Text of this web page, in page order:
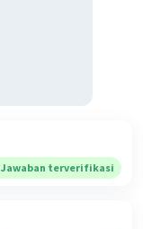
Jawaban terverifikasi